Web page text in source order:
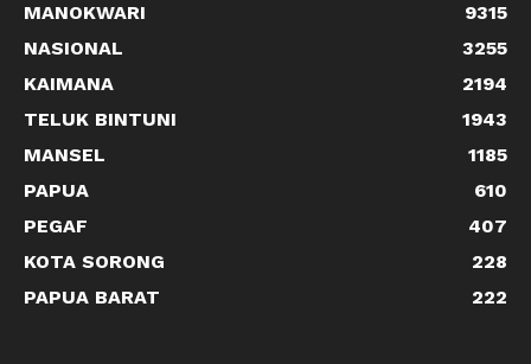
MANOKWARI
9315
NASIONAL
3255
KAIMANA
2194
TELUK BINTUNI
1943
MANSEL
1185
PAPUA
610
PEGAF
407
KOTA SORONG
228
PAPUA BARAT
222